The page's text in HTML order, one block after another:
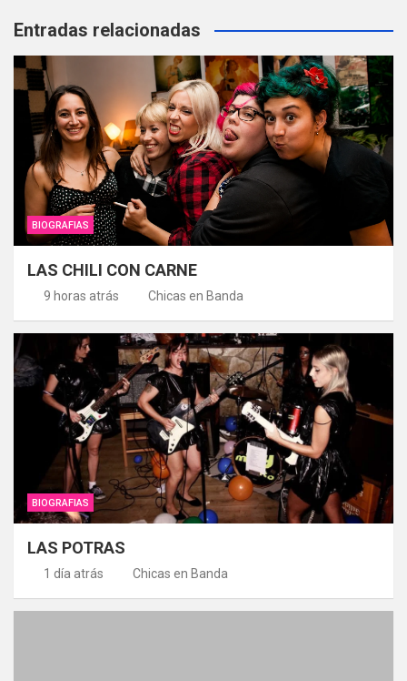
Entradas relacionadas
BIOGRAFIAS
LAS CHILI CON CARNE
9 horas atrás Chicas en Banda
BIOGRAFIAS
LAS POTRAS
1 día atrás Chicas en Banda